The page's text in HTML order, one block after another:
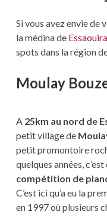
Si vous avez envie de
la médina de Essaouira
spots dans la région
Moulay
A 25km au nord de
petit village de
petit promontoire
quelques années,
compétition de
C’est ici qu’a eu la
en 1997 où plusieurs